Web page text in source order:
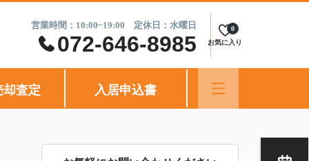
営業時間：10:00~19:00 定休日：水曜日
072-646-8985 お気に入り
0
却査定 入居申込書